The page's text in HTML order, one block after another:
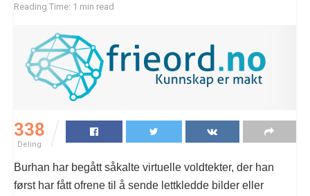
Reading Time: 1 min read
338
Deling
Burhan har begått såkalte virtuelle voldtekter, der han
først har fått ofrene til å sende lettkledde bilder eller